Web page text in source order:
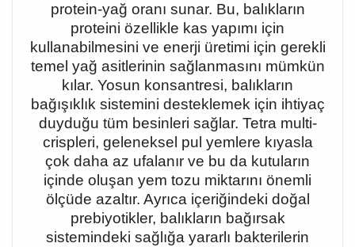
protein-yağ oranı sunar. Bu, balıkların
proteini özellikle kas yapımı için
kullanabilmesini ve enerji üretimi için gerekli
temel yağ asitlerinin sağlanmasını mümkün
kılar. Yosun konsantresi, balıkların
bağışıklık sistemini desteklemek için ihtiyaç
duyduğu tüm besinleri sağlar. Tetra multi-
crispleri, geleneksel pul yemlere kıyasla
çok daha az ufalanır ve bu da kutuların
içinde oluşan yem tozu miktarını önemli
ölçüde azaltır. Ayrıca içeriğindeki doğal
prebiyotikler, balıkların bağırsak
sistemindeki sağlığa yararlı bakterilerin